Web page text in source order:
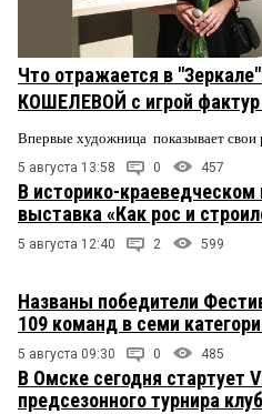
Что отражается в
КОШЕЛЕВОЙ с игрой фактур
Впервые художница показывает свои
5 августа 13:58 0 457
В историко-
выставка «Как рос и
5 августа 12:40 2 599
Названы победители
109 команд в семи
5 августа 09:30 0 485
В Омске сегодня стартует
предсезонного турнира